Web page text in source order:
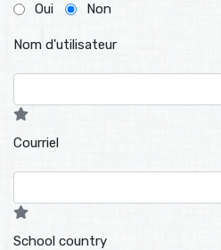
Oui Non
Nom d'utilisateur
Courriel
School country